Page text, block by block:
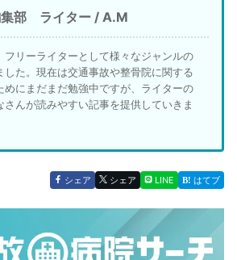
集部 ライター / A.M
フリーライターとして様々なジャンルの
した。現在は交通事故や整骨院に関する
めにまだまだ勉強中ですが、ライターの
んが読みやすい記事を提供していきま
シェア シェア LINE はてブ